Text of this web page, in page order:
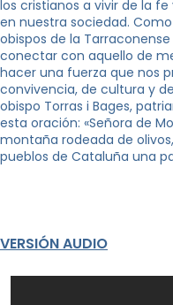
los cristianos a vivir de la
en nuestra sociedad.
obispos de la
conectar con aquello de
hacer una fuerza que nos
convivencia, de cultura y
obispo Torras i Bages,
esta oración: «Señora de
montaña rodeada de
pueblos de Cataluña una
VERSIÓN AUDIO